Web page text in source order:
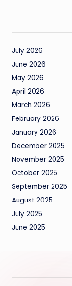
July 2026
June 2026
May 2026
April 2026
March 2026
February 2026
January 2026
December 2025
November 2025
October 2025
September 2025
August 2025
July 2025
June 2025